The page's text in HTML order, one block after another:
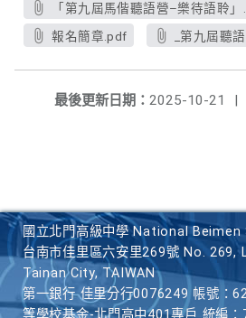
「第九屆馬偕聽語營–樂待語聆
報名簡章.pdf
_第九屆聽
最後更新日期： 2025-10-21
|
國立北門高級中學 National
台南市佳里區六安里269號 No. 269,
Tainan City, TAIWAN
第一銀行 佳里分行0076249 帳號：
等學校基金-北門高中401專戶 統編